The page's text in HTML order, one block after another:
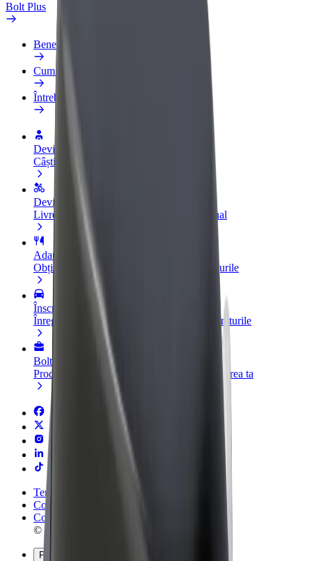
Bolt Plus
Beneficii
Cum devii membru
Întrebări frecvente
Devino șofer
Câștigă bani după propriile reguli
Devino curier
Livrează mâncare și câștigă bani săptămânal
Adaugă un restaurant sau un magazin
Obține mai mulți clienți și mărește-ți câștigurile
Înscrie-te ca administrator de flotă
Înregistrează-ți flota la Bolt și mărește-ți veniturile
Bolt for Business
Produse și servicii Bolt adaptate pentru afacerea ta
Termeni și Condiții
Confidențialitate
Cookie-uri
© 2026 Bolt Technology OÜ
Produse